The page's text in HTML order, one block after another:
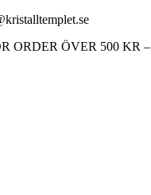
ORDER ÖVER 500 KR –